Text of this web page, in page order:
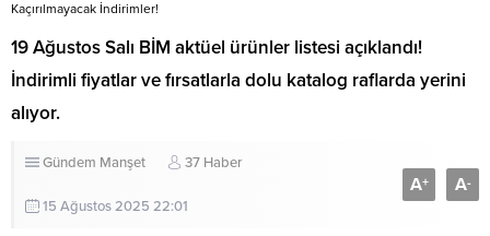
Kaçırılmayacak İndirimler!
19 Ağustos Salı BİM aktüel ürünler listesi açıklandı!
İndirimli fiyatlar ve fırsatlarla dolu katalog raflarda yerini
alıyor.
Gündem Manşet 37 Haber
15 Ağustos 2025 22:01
A+ A-